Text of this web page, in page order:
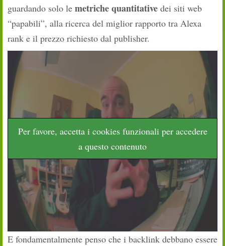
guardando solo le metriche quantitative dei siti web
“papabili”, alla ricerca del miglior rapporto tra Alexa
rank e il prezzo richiesto dal publisher.
Per favore, accetta i cookies funzionali per accedere
a questo contenuto
E fondamentalmente penso che i backlink debbano essere